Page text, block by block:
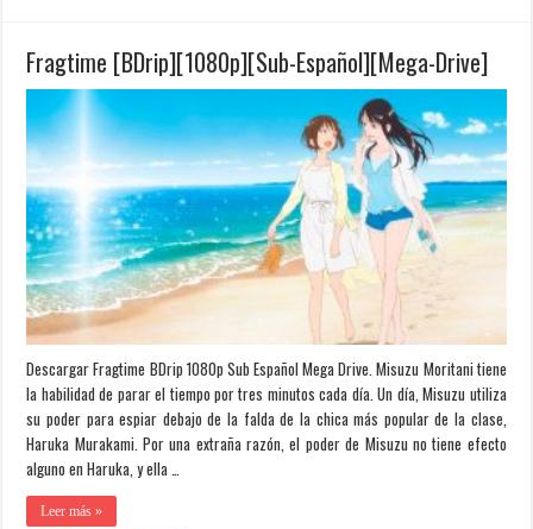
Fragtime [BDrip][1080p][Sub-Español][Mega-Drive]
Descargar Fragtime BDrip 1080p Sub Español Mega Drive. Misuzu Moritani tiene
la habilidad de parar el tiempo por tres minutos cada día. Un día, Misuzu utiliza
su poder para espiar debajo de la falda de la chica más popular de la clase,
Haruka Murakami. Por una extraña razón, el poder de Misuzu no tiene efecto
alguno en Haruka, y ella …
Leer más »